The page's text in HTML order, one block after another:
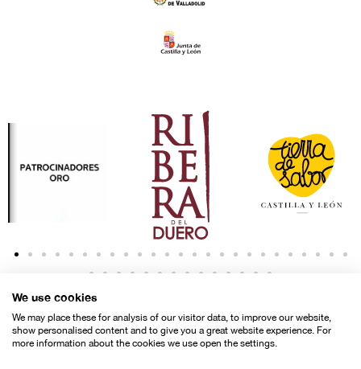
We use cookies
We may place these for analysis of our visitor data, to improve our website,
show personalised content and to give you a great website experience. For
more information about the cookies we use open the settings.